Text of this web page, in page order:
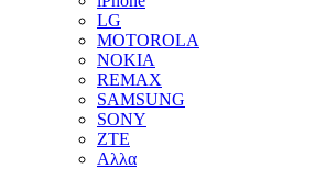
LG
MOTOROLA
NOKIA
REMAX
SAMSUNG
SONY
ZTE
Αλλα